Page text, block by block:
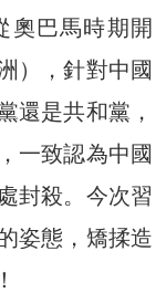
奧巴馬時期開
），針對中國
還是共和黨，
一致認為中國
封殺。今次習
姿態，矯揉造